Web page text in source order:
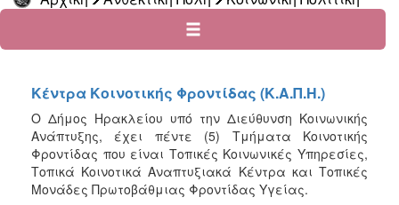
Ανακοινώσεις
&
για
Οικονομική
Αδυναμία
&
Φυσικές
Καταστροφές
Κέντρα Κοινοτικής Φροντίδας (Κ.Α.Π.Η.)
Ο Δήμος Ηρακλείου υπό την Διεύθυνση Κοινωνικής
Ανάπτυξης, έχει πέντε (5) Τμήματα Κοινοτικής
Φροντίδας που είναι Τοπικές Κοινωνικές Υπηρεσίες,
Τοπικά Κοινοτικά Αναπτυξιακά Κέντρα και Τοπικές
Μονάδες Πρωτοβάθμιας Φροντίδας Υγείας.